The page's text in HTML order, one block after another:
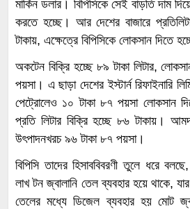
মার্কিন ডলার। বিপিসিকে সেই বাড়তি দাম
করতে হচ্ছে। আর দেশের বাজারে
টাকায়, এক্ষেত্রে বিপিসিকে লোকসান দিতে
অকটেন বিক্রি হচ্ছে ৮৯ টাকা লিটার,
পয়সা। এ ছাড়া দেশের ইস্টার্ন রিফাইনারি
পেট্রোলেও ১০ টাকা ৮৭ পয়সা লোকসান
প্রতি লিটার বিক্রি হচ্ছে ৮৬ টাকায়।
উৎপাদনখরচ ৯৬ টাকা ৮৭ পয়সা।
বিপিসি তাদের হিসাববিবরণী তুলে ধরে
লাখ টন জ্বালানি তেল ব্যবহার হয়ে থাকে,
তেলের মধ্যে ডিজেল ব্যবহার হয় মোট